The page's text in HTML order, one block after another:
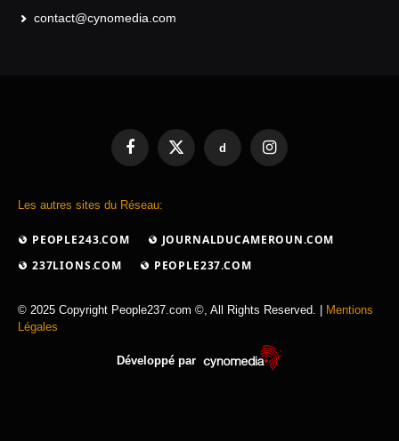
contact@cynomedia.com
FacebookX
d
Instagram
Les autres sites du Réseau:
PEOPLE243.COM
JOURNALDUCAMEROUN.COM
237LIONS.COM
PEOPLE237.COM
© 2025 Copyright People237.com ©, All Rights Reserved. |
Mentions
Légales
Développé par